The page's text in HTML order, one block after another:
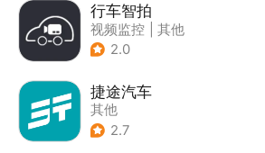
行车智拍
视频监控
其他
2.0
捷途汽车
其他
2.7